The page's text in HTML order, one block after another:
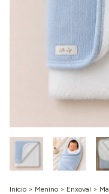
Início > Menino > Enxoval >